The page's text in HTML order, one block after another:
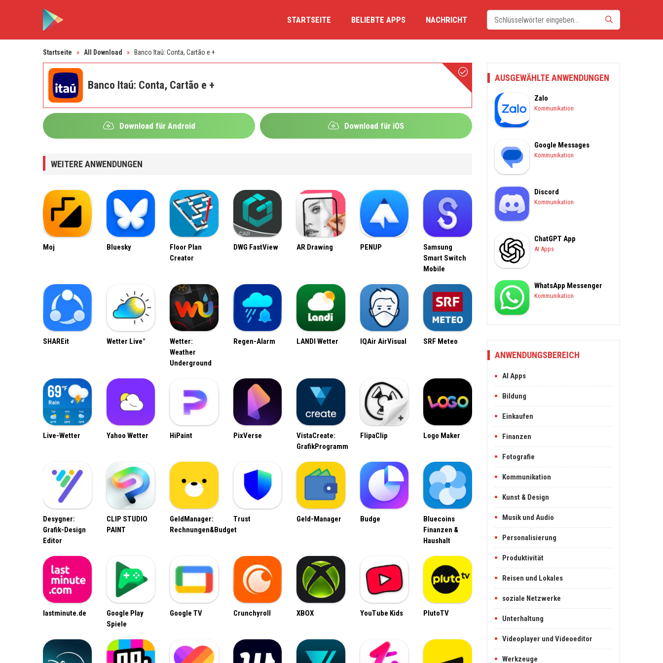
STARTSEITE BELIEBTE APPS NACHRICHT
Startseite » All Download » Banco Itaú: Conta, Cartão e +
Banco Itaú: Conta, Cartão e +
Download für Android Download für iOS
WEITERE ANWENDUNGEN
Moj Bluesky
Floor Plan
Creator
DWG FastView AR Drawing PENUP
Samsung
Smart Switch
Mobile
SHAREit Wetter Live°
Wetter:
Weather
Underground
Regen-Alarm LANDI Wetter IQAir AirVisual SRF Meteo
Live-Wetter Yahoo Wetter HiPaint PixVerse
VistaCreate:
GrafikProgramm
FlipaClip Logo Maker
Desygner:
Grafik-Design
Editor
CLIP STUDIO
PAINT
GeldManager:
Rechnungen&Budget
Trust Geld-Manager Budge
Bluecoins
Finanzen &
Haushalt
lastminute.de
Google Play
Spiele
Google TV Crunchyroll XBOX YouTube Kids PlutoTV
AUSGEWÄHLTE ANWENDUNGEN
Zalo
Kommunikation
Google Messages
Kommunikation
Discord
Kommunikation
ChatGPT App
AI Apps
WhatsApp Messenger
Kommunikation
ANWENDUNGSBEREICH
AI Apps
Bildung
Einkaufen
Finanzen
Fotografie
Kommunikation
Kunst & Design
Musik und Audio
Personalisierung
Produktivität
Reisen und Lokales
soziale Netzwerke
Unterhaltung
Videoplayer und Videoeditor
Werkzeuge